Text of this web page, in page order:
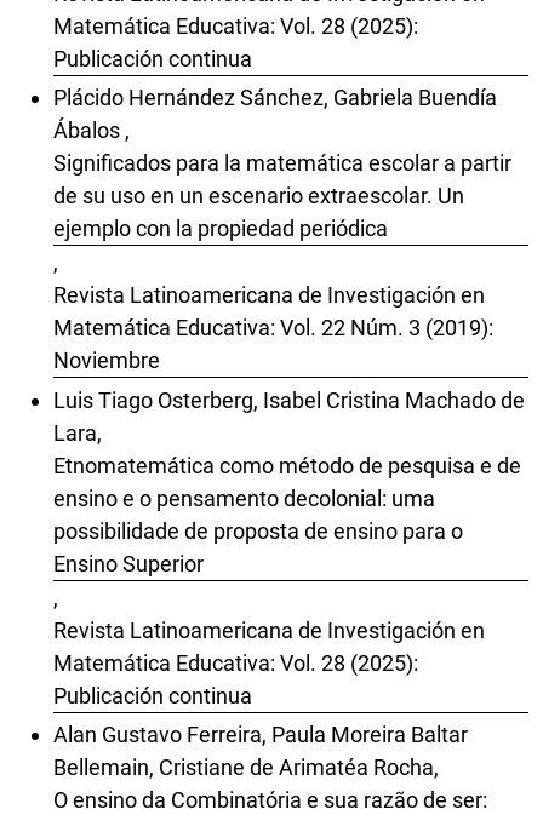
Matemática Educativa: Vol. 28 (2025):
Publicación continua
Plácido Hernández Sánchez, Gabriela Buendía
Ábalos ,
Significados para la matemática escolar a partir
de su uso en un escenario extraescolar. Un
ejemplo con la propiedad periódica
,
Revista Latinoamericana de Investigación en
Matemática Educativa: Vol. 22 Núm. 3 (2019):
Noviembre
Luis Tiago Osterberg, Isabel Cristina Machado de
Lara,
Etnomatemática como método de pesquisa e de
ensino e o pensamento decolonial: uma
possibilidade de proposta de ensino para o
Ensino Superior
,
Revista Latinoamericana de Investigación en
Matemática Educativa: Vol. 28 (2025):
Publicación continua
Alan Gustavo Ferreira, Paula Moreira Baltar
Bellemain, Cristiane de Arimatéa Rocha,
O ensino da Combinatória e sua razão de ser: